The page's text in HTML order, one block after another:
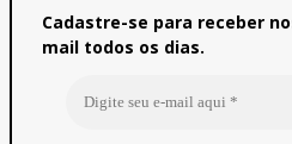
Cadastre-se para receber
mail todos os dias.